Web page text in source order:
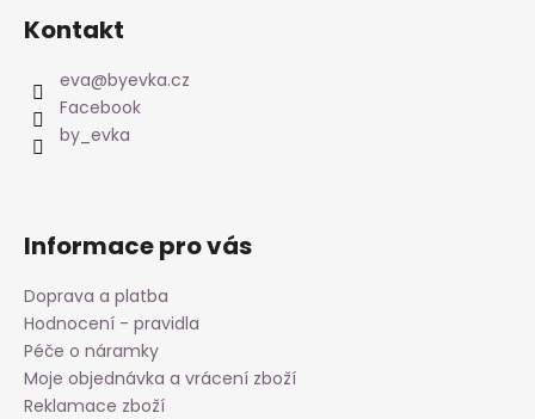
Kontakt
eva@byevka.cz
Facebook
by_evka
Informace pro vás
Doprava a platba
Hodnocení - pravidla
Péče o náramky
Moje objednávka a vrácení zboží
Reklamace zboží